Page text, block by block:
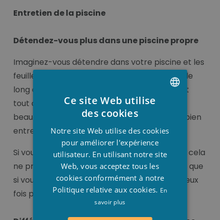
Entretien de la piscine
Détendez-vous plus dans une piscine propre
Imaginez-vous détendre dans votre piscine et les
feuilles, les mouches et des cheveux flottent le
long de votre corps dans l'eau. La détente est
tout de suite loin à retrouver. Se détendre va
beaucoup mieux dans une piscine propre et bien
entretenue.
Si vous nettoyez régulièrement votre piscine, cela
ne prend pas beaucoup de temps! Et sachez que
si vous nettoyez la piscine, vous en profitez deux
fois plus.
ENGLISH
Ce site Web utilise
des cookies
Notre site Web utilise des cookies
pour améliorer l'expérience
utilisateur. En utilisant notre site
Web, vous acceptez tous les
cookies conformément à notre
Politique relative aux cookies. En
savoir plus